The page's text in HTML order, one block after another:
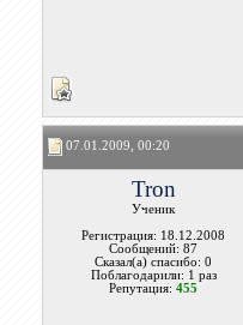
07.01.2009, 00:20
Tron
Ученик
Регистрация: 18.12.2008
Сообщений: 87
Сказал(а) спасибо: 0
Поблагодарили: 1 раз
Репутация:455